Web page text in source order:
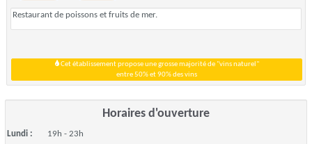
Restaurant de poissons et fruits de mer.
Cet établissement propose une grosse majorité de "vins naturel"
entre 50% et 90% des vins
Horaires d'ouverture
Lundi : 19h - 23h